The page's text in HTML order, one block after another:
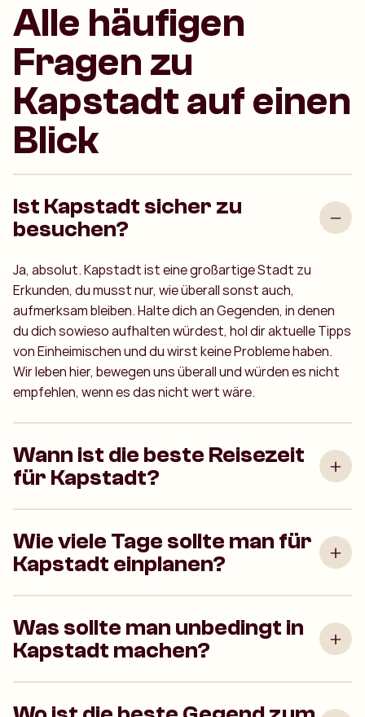
Alle häufigen
Fragen zu
Kapstadt auf einen
Blick
Ist Kapstadt sicher zu
besuchen?
Ja, absolut. Kapstadt ist eine großartige Stadt zu
Erkunden, du musst nur, wie überall sonst auch,
aufmerksam bleiben. Halte dich an Gegenden, in denen
du dich sowieso aufhalten würdest, hol dir aktuelle Tipps
von Einheimischen und du wirst keine Probleme haben.
Wir leben hier, bewegen uns überall und würden es nicht
empfehlen, wenn es das nicht wert wäre.
Wann ist die beste Reisezeit
für Kapstadt?
Wie viele Tage sollte man für
Kapstadt einplanen?
Was sollte man unbedingt in
Kapstadt machen?